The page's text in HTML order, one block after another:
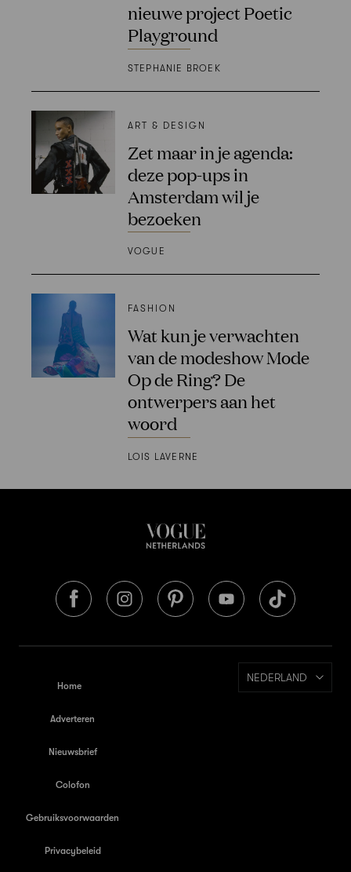
nieuwe project Poetic
Playground
STEPHANIE BROEK
ART & DESIGN
Zet maar in je agenda:
deze pop-ups in
Amsterdam wil je
bezoeken
VOGUE
FASHION
Wat kun je verwachten
van de modeshow Mode
Op de Ring? De
ontwerpers aan het
woord
LOIS LAVERNE
Home
Adverteren
Nieuwsbrief
Colofon
Gebruiksvoorwaarden
Privacybeleid
NEDERLAND